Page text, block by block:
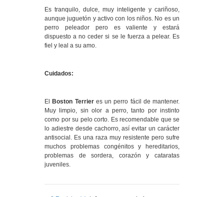
Es tranquilo, dulce, muy inteligente y cariñoso,
aunque juguetón y activo con los niños. No es un
perro peleador pero es valiente y estará
dispuesto a no ceder si se le fuerza a pelear. Es
fiel y leal a su amo.
Cuidados:
ElBoston Terrieres un perro fácil de mantener.
Muy limpio, sin olor a perro, tanto por instinto
como por su pelo corto. Es recomendable que se
lo adiestre desde cachorro, así evitar un carácter
antisocial. Es una raza muy resistente pero sufre
muchos problemas congénitos y hereditarios,
problemas de sordera, corazón y cataratas
juveniles.